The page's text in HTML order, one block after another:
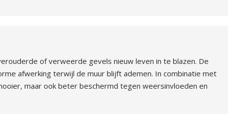
of verweerde gevels nieuw leven in te blazen. De
afwerking terwijl de muur blijft ademen. In combinatie met
maar ook beter beschermd tegen weersinvloeden en